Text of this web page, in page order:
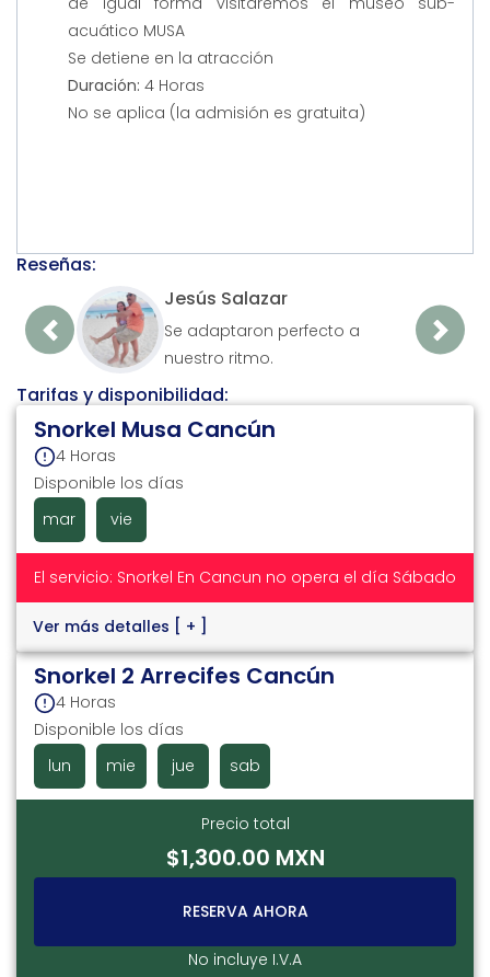
acuático MUSA
Se detiene en la atracción
Duración: 4 Horas
No se aplica (la admisión es gratuita)
Reseñas:
Jesús Salazar
Se adaptaron perfecto a
nuestro ritmo.
Previous Next
Tarifas y disponibilidad:
Snorkel Musa Cancún
4 Horas
Disponible los días
mar
vie
El servicio: Snorkel En Cancun no opera el día Sábado
Ver más detalles [ + ]
Snorkel 2 Arrecifes Cancún
4 Horas
Disponible los días
lun
mie jue sab
Precio total
$1,300.00 MXN
RESERVA AHORA
No incluye I.V.A